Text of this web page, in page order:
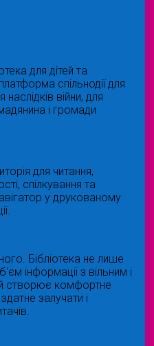
для дітей та
спільнодії для
наслідків війни, для
і громади
для читання,
спілкування та
у друкованому
Бібліотека не лише
інформації з вільним і
створює комфортне
залучати і